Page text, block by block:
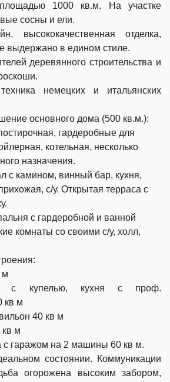
1000 кв.м. На участке
сосны и ели.
высококачественная отделка,
выдержано в едином стиле.
деревянного строительства и
немецких и итальянских
основного дома (500 кв.м.):
гардеробные для
котельная, несколько
назначения.
с камином, винный бар, кухня,
с/у. Открытая терраса с
с гардеробной и ванной
комнаты со своими с/у, холл,
м
с купелью, кухня с проф.
кв м
40 кв м
м
с гаражом на 2 машины 60 кв м.
состоянии. Коммуникации
огорожена высоким забором,